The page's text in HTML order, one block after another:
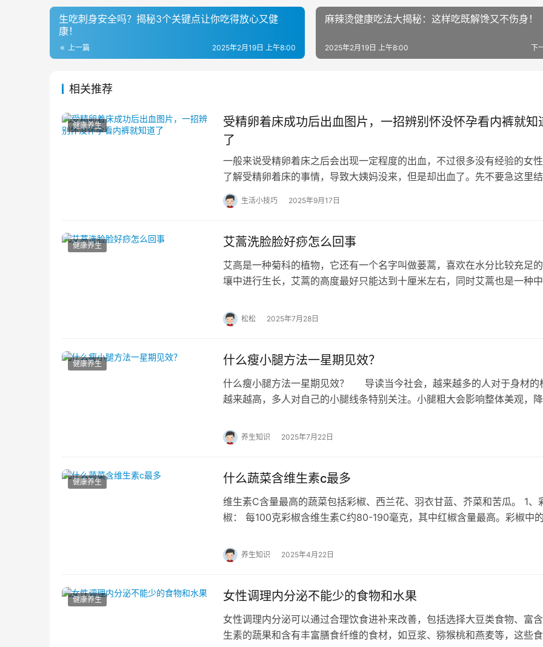
生吃刺身安全吗？揭秘3个关键点让你吃得放心又健
康！
上一篇 2025年2月19日 上午8:00
麻辣烫健康吃法大揭秘：这样吃既解馋又不伤身！
下
2025年2月19日 上午8:00
相关推荐
健康养生
受精卵着床成功后出血图片，一招辨别怀没怀孕看内裤就知
了
一般来说受精卵着床之后会出现一定程度的出血，不过很多没有经验的女
了解受精卵着床的事情，导致大姨妈没来，但是却出血了。先不要急这里结
受精卵着床成功后出血图片给大家讲一讲，和例假…
生活小技巧 2025年9月17日
健康养生 艾蒿洗脸脸好痧怎么回事
艾高是一种菊科的植物，它还有一个名字叫做蒌蒿，喜欢在水分比较充足
壤中进行生长，艾蒿的高度最好只能达到十厘米左右，同时艾蒿也是一种中
松松 2025年7月28日
健康养生 什么瘦小腿方法一星期见效？
什么瘦小腿方法一星期见效？ 导读当今社会，越来越多的人对于身材的
越来越高，多人对自己的小腿线条特别关注。小腿粗大会影响整体美观，降
养生知识 2025年7月22日
健康养生 什么蔬菜含维生素c最多
维生素C含量最高的蔬菜包括彩椒、西兰花、羽衣甘蓝、芥菜和苦瓜。 1、
椒： 每100克彩椒含维生素C约80-190毫克，其中红椒含量最高。彩椒中
养生知识 2025年4月22日
健康养生 女性调理内分泌不能少的食物和水果
女性调理内分泌可以通过合理饮食进补来改善，包括选择大豆类食物、富
生素的蔬果和含有丰富膳食纤维的食材，如豆浆、猕猴桃和燕麦等，这些食